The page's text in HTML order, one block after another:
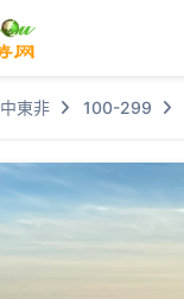
中東非 100-299